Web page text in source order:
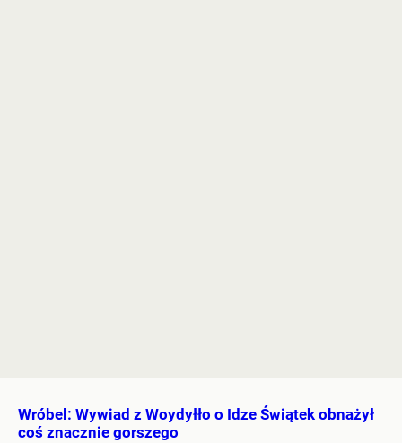
Wróbel: Wywiad z Woydyłło o Idze Świątek obnażył
coś znacznie gorszego